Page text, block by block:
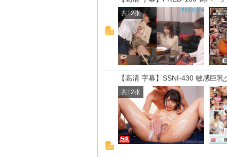
共12张
【高清 字幕】SSNI-430 敏感巨
共12张